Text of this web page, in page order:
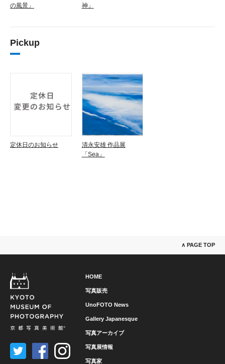
の風景」
神」
Pickup
定休日のお知らせ
清永安雄 作品展
「Sea」
∧ PAGE TOP
HOME
写真販売
UnoFOTO News
Gallery Japanesque
写真アーカイブ
写真展情報
写真家